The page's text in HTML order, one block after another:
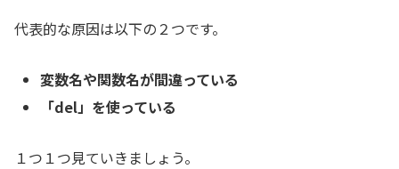
代表的な原因は以下の２つです。
変数名や関数名が間違っている
「del」を使っている
１つ１つ見ていきましょう。